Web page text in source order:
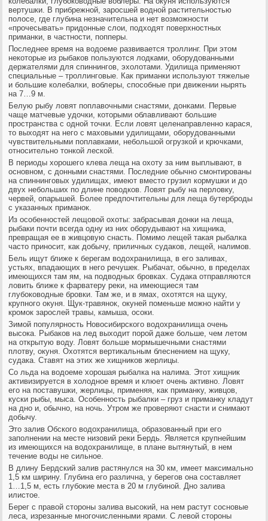
вертушки. В прибрежной, заросшей водной растительностью
полосе, где глубина незначительна и нет возможности
«прочесывать» придонные слои, подходят поверхностных
приманки, в частности, попперы.
Последнее время на водоеме развивается троллинг. При этом
некоторые из рыбаков пользуются лодками, оборудованными
держателями для спиннингов, эхолотами. Удилища применяют
специальные – троллинговые. Как приманки используют тяжелые
и большие колебалки, воблеры, способные при движении нырять
на 7…9 м.
Белую рыбу ловят поплавочными снастями, донками. Первые
чаще матчевые удочки, которыми облавливают большие
пространства с одной точки. Если ловят целенаправленно карася,
то выходят на него с маховыми удилищами, оборудованными
чувствительными поплавками, небольшой огрузкой и крючками,
относительно тонкой леской.
В периоды хорошего клева леща на охоту за ним выплывают, в
основном, с донными снастями. Последние обычно смонтированы
на спиннинговых удилищах, имеют вместо грузил кормушки и до
двух небольших по длине поводков. Ловят рыбу на перловку,
червей, опарышей. Более предпочтительны для леща бутерброды
с указанных приманок.
Из особенностей лещовой охоты: забрасывая донки на леща,
рыбаки почти всегда одну из них оборудывают на хищника,
превращая ее в живцовую снасть. Помимо лещей такая рыбалка
часто приносит, как добычу, приличных судаков, лещей, налимов.
Бель ищут ближе к берегам водохранилища, в его заливах,
устьях, впадающих в него речушек. Рыбачат, обычно, в пределах
имеющихся там ям, на подводных бровках. Судака отправляются
ловить ближе к фарватеру реки, на имеющиеся там
глубоководные бровки. Там же, и в ямах, охотятся на щуку,
крупного окуня. Щук-травянок, окуней поменьше можно найти у
кромок зарослей травы, камыша, осоки.
Зимой популярность Новосибирского водохранилища очень
высока. Рыбаков на лед выходит порой даже больше, чем летом
на открытую воду. Ловят больше мормышечными снастями
плотву, окуня. Охотятся вертикальным блеснением на щуку,
судака. Ставят на этих же хищников жерлицы.
Со льда на водоеме хорошая рыбалка на налима. Этот хищник
активизируется в холодное время и клюет очень активно. Ловят
его на поставушки, жерлицы, применяя, как приманку, живцов,
куски рыбы, мыса. Особенность рыбалки – груз и приманку кладут
на дно и, обычно, на ночь. Утром же проверяют снасти и снимают
добычу.
Это залив Обского водохранилища, образованный при его
заполнении на месте низовий реки Бердь. Является крупнейшим
из имеющихся на водохранилище, в плане вытянутый, в нем
течение воды не сильное.
В длину Бердский залив растянулся на 30 км, имеет максимально
1,5 км ширину. Глубина его различна, у берегов она составляет
1…1,5 м, есть глубокие места в 20 м глубиной. Дно залива
илистое.
Берег с правой стороны залива высокий, на нем растут сосновые
леса, изрезанные многочисленными ярами. С левой стороны